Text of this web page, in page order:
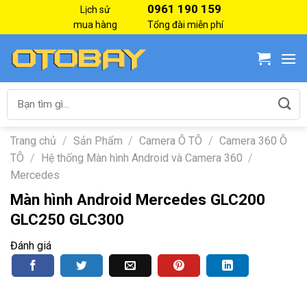
Lịch sử
mua hàng
0961 190 159
Tổng đài miễn phí
Tìm
Trang chủ / Sản Phẩm / Camera Ô TÔ / Camera 360 Ô
TÔ / Hệ thống Màn hình Android và Camera 360 /
Mercedes
Màn hình Android Mercedes GLC200
GLC250 GLC300
Đánh giá